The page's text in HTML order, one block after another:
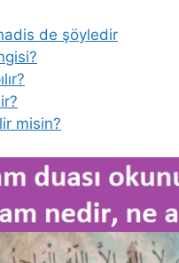
de şöyledir
misin?